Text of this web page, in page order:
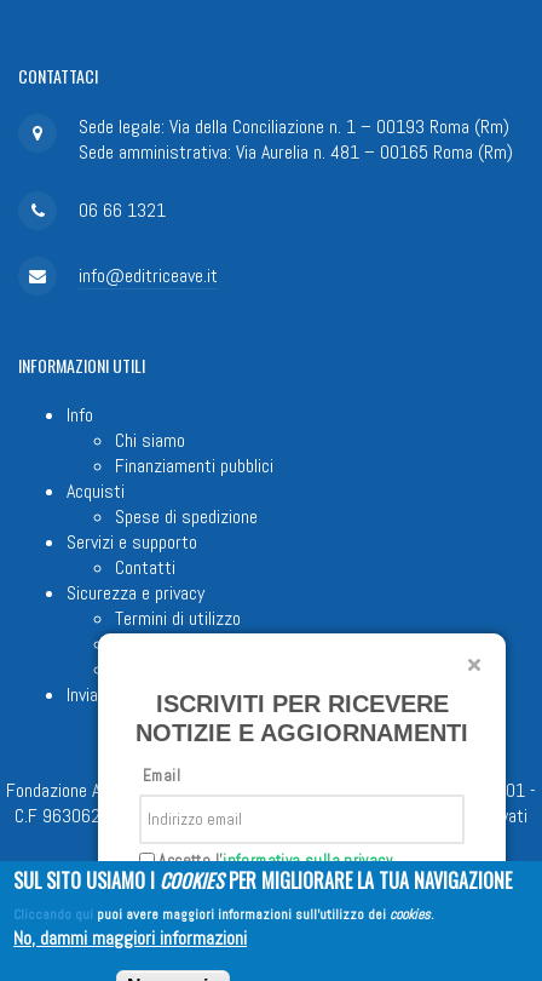
CONTATTACI
Sede legale: Via della Conciliazione n. 1 – 00193 Roma (Rm)
Sede amministrativa: Via Aurelia n. 481 – 00165 Roma (Rm)
06 66 1321
info@editriceave.it
INFORMAZIONIUTILI
Info
Chi siamo
Finanziamenti pubblici
Acquisti
Spese di spedizione
Servizi e supporto
Contatti
Sicurezza e privacy
Termini di utilizzo
Invia proposta editoriale
Fondazione Apostolicam Actuositatem ETS © 2023 - P.I. 05398481001 -
C.F 96306220581 - REA 888781 del 23/02/98 - Tutti i diritti riservati
Copyright © 2026EDITRICE AVE
ISCRIVITI PER RICEVERE
NOTIZIE E AGGIORNAMENTI
Email
Accetto l'informativa sulla privacy
Iscriviti
SUL SITO USIAMO I COOKIESPER MIGLIORARE LA TUA NAVIGAZIONE
Cliccando qui puoi avere maggiori informazioni sull'utilizzo dei cookies.
No, dammi maggiori informazioni